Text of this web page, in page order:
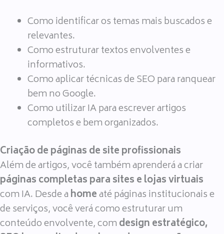
Como identificar os temas mais buscados e
relevantes.
Como estruturar textos envolventes e
informativos.
Como aplicar técnicas de SEO para ranquear
bem no Google.
Como utilizar IA para escrever artigos
completos e bem organizados.
Criação de páginas de site profissionais
Além de artigos, você também aprenderá a criar
páginas completas para sites e lojas virtuais
com IA. Desde ahomeaté páginas institucionais e
de serviços, você verá como estruturar um
conteúdo envolvente, comdesign estratégico,